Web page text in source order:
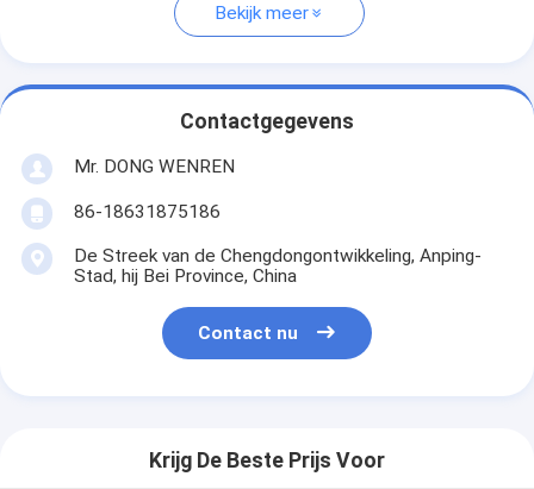
Bekijk meer
Contactgegevens
Mr. DONG WENREN
86-18631875186
De Streek van de Chengdongontwikkeling, Anping-
Stad, hij Bei Province, China
Contact nu
Krijg De Beste Prijs Voor